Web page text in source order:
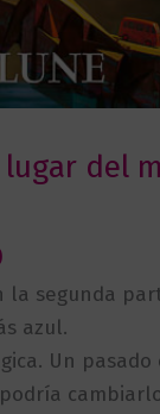
lugar del
la segunda
azul.
Un pasado